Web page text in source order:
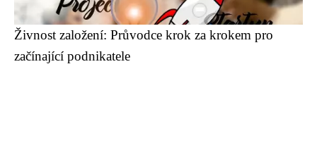
Živnost založení: Průvodce krok za krokem pro
začínající podnikatele